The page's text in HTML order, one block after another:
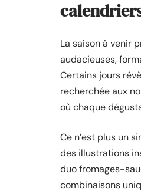
La saison à venir
audacieuses,
Certains jours
recherchée aux
où chaque
Ce n’est plus un
des illustrations
duo fromages-
combinaisons